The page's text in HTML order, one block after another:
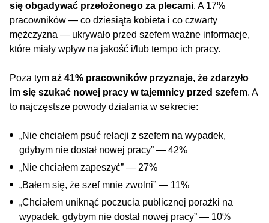
się obgadywać przełożonego za plecami. A 17%
pracowników — co dziesiąta kobieta i co czwarty
mężczyzna — ukrywało przed szefem ważne informacje,
które miały wpływ na jakość i/lub tempo ich pracy.
Poza tym aż 41% pracowników przyznaje, że zdarzyło
im się szukać nowej pracy w tajemnicy przed szefem. A
to najczęstsze powody działania w sekrecie:
„Nie chciałem psuć relacji z szefem na wypadek,
gdybym nie dostał nowej pracy” — 42%
„Nie chciałem zapeszyć” — 27%
„Bałem się, że szef mnie zwolni” — 11%
„Chciałem uniknąć poczucia publicznej porażki na
wypadek, gdybym nie dostał nowej pracy” — 10%